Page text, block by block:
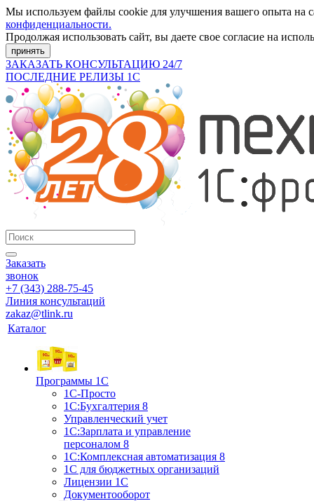
Мы используем файлы cookie для улучшения вашего опыта
конфиденциальности.
Продолжая использовать сайт, вы даете свое согласие на
принять
ЗАКАЗАТЬ КОНСУЛЬТАЦИЮ 24/7
ПОСЛЕДНИЕ РЕЛИЗЫ 1С
Заказать
звонок
+7 (343) 288-75-45
Линия консультаций
zakaz@tlink.ru
Каталог
Программы 1С
1С-Просто
1С:Бухгалтерия 8
Управленческий учет
1С:Зарплата и управление
персоналом 8
1C:Комплексная автоматизация 8
1С для бюджетных организаций
Лицензии 1С
Документооборот